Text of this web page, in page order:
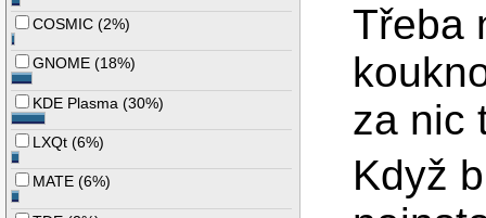
COSMIC (2%)
GNOME (18%)
KDE Plasma (30%)
LXQt (6%)
MATE (6%)
Třeba
za nic
Když